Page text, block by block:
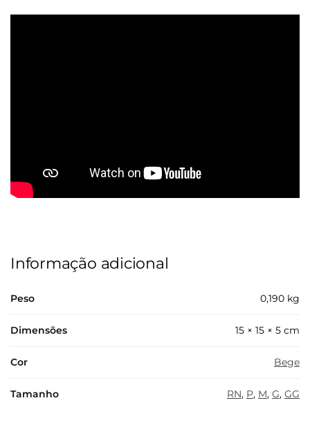
Informação adicional
Peso 0,190 kg
Dimensões 15 × 15 × 5 cm
Cor Bege
Tamanho RN, P, M, G, GG